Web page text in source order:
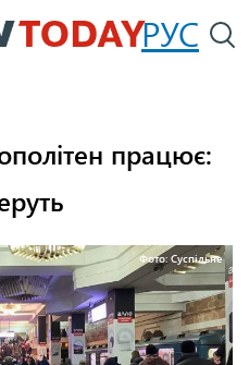
Перейти
до
РУС
працює:
Фото: Суспільне